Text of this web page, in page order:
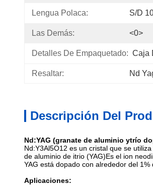
Lengua Polaca: S/D
Las Demás: <0>
Detalles De Empaquetado: Caja
Resaltar: Nd
Descripción Del
Nd:YAG (granate de aluminio ytrío
Nd:Y3Al5O12 es un cristal que se
de aluminio de itrio (YAG)Es el ion
YAG está dopado con alrededor del
Aplicaciones: